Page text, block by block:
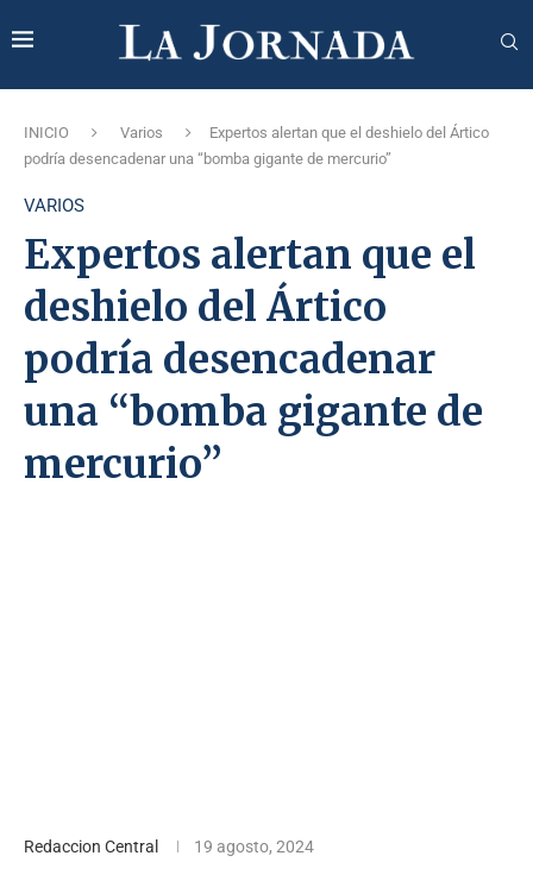
INICIO Varios
Expertos alertan que el deshielo del Ártico
podría desencadenar una “bomba gigante de mercurio”
VARIOS
Expertos alertan que el
deshielo del Ártico
podría desencadenar
una “bomba gigante de
mercurio”
Redaccion Central 19 agosto, 2024